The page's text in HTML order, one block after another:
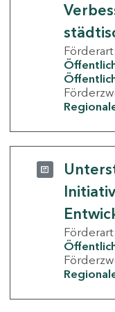
Förderart:
Förderart: